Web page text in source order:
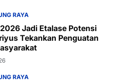
RAYA
Jadi Etalase Potensi
Tekankan Penguatan
RAYA